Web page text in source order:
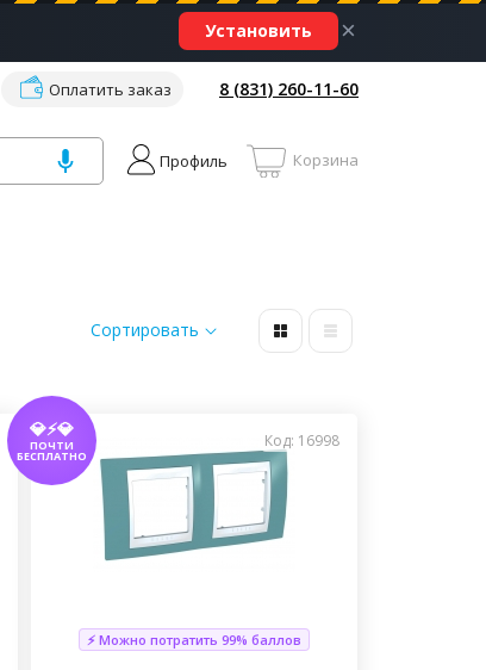
Установить ×
Оплатить заказ 8 (831) 260-11-60
Профиль Корзина
Сортировать
💎⚡💎
ПОЧТИ
БЕСПЛАТНО
Код: 16998
⚡ Можно потратить 99% баллов